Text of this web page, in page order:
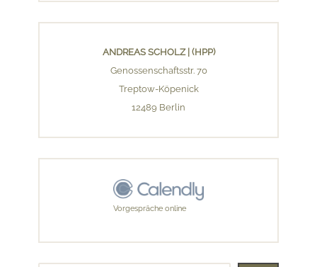
ANDREAS SCHOLZ | (HPP)
Genossenschaftsstr. 70
Treptow-Köpenick
12489 Berlin
Vorgespräche online